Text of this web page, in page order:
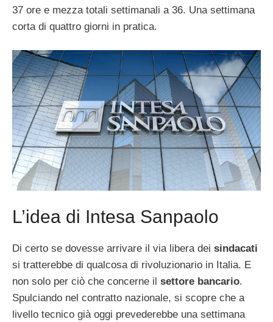
37 ore e mezza totali settimanali a 36. Una settimana
corta di quattro giorni in pratica.
L’idea di Intesa Sanpaolo
Di certo se dovesse arrivare il via libera dei sindacati
si tratterebbe di qualcosa di rivoluzionario in Italia. E
non solo per ciò che concerne il settore bancario.
Spulciando nel contratto nazionale, si scopre che a
livello tecnico già oggi prevederebbe una settimana